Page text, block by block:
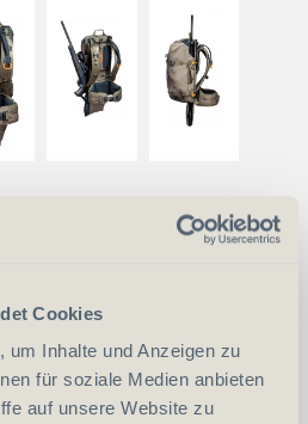
Cookies
um Inhalte und Anzeigen zu
für soziale Medien anbieten
auf unsere Website zu
A EV 30liter grün
Art.57592